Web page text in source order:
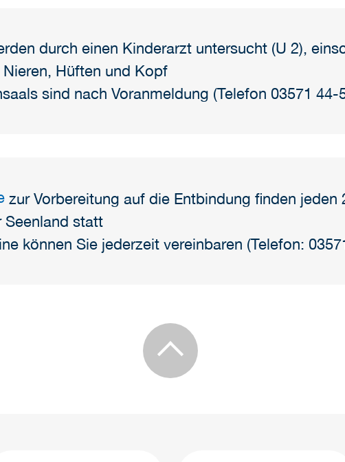
durch einen Kinderarzt untersucht (U 2),
Hüften und Kopf
sind nach Voranmeldung (Telefon 03571 44-
zur Vorbereitung auf die Entbindung finden
Seenland statt
können Sie jederzeit vereinbaren (Telefon: